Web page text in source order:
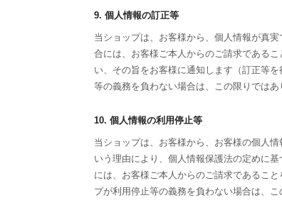
9. 個人情報の訂正等
当ショップは、お客様から、個人情報が真
合には、お客様ご本人からのご請求である
い、その旨をお客様に通知します（訂正等
等の義務を負わない場合は、この限りではあ
10. 個人情報の利用停止等
当ショップは、お客様から、お客様の個人
いう理由により、個人情報保護法の定めに
には、お客様ご本人からのご請求であるこ
プが利用停止等の義務を負わない場合は、こ